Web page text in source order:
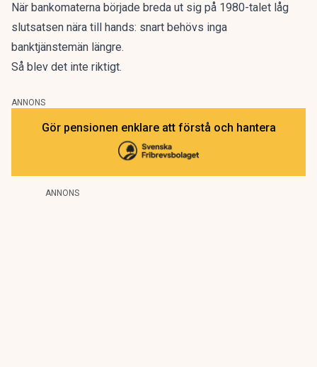
När bankomaterna började breda ut sig på 1980-talet låg
slutsatsen nära till hands: snart behövs inga
banktjänstemän längre.
Så blev det inte riktigt.
ANNONS
Gör pensionen enklare att förstå och hantera
ANNONS